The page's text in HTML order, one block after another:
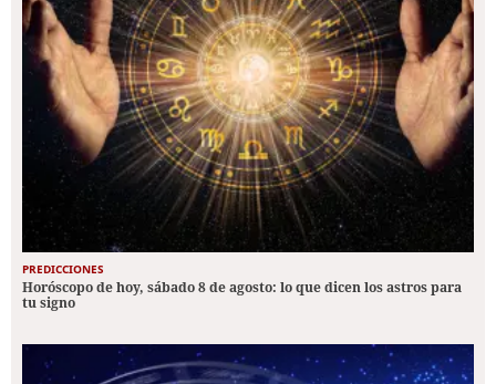
PREDICCIONES
Horóscopo de hoy, sábado 8 de agosto: lo que dicen los astros para
tu signo